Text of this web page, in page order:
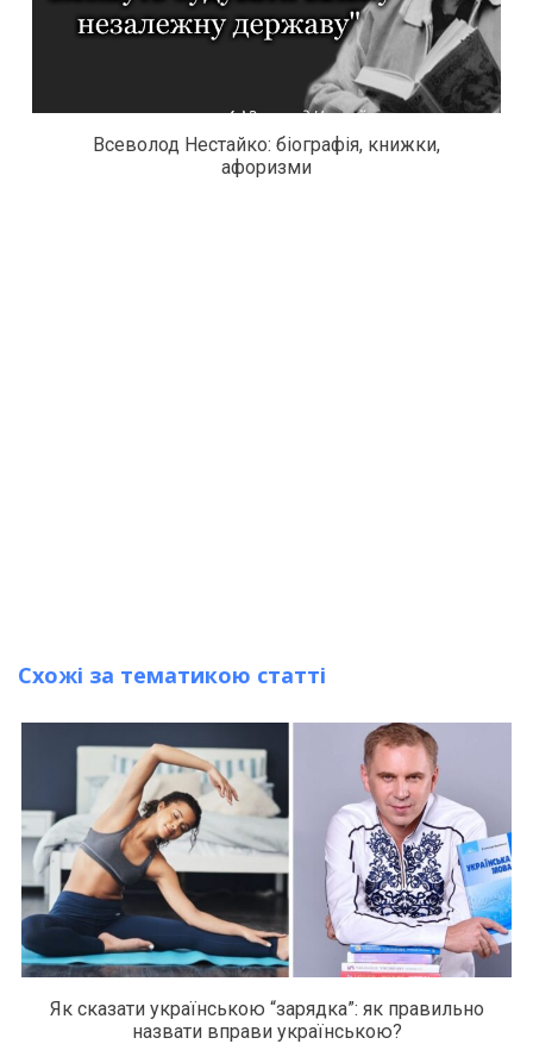
Всеволод Нестайко: біографія, книжки,
афоризми
Схожі за тематикою статті
Як сказати українською “зарядка”: як правильно
назвати вправи українською?